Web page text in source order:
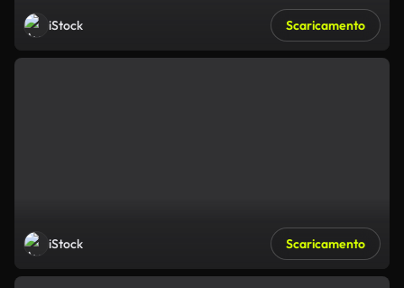
iStock Scaricamento
iStock Scaricamento